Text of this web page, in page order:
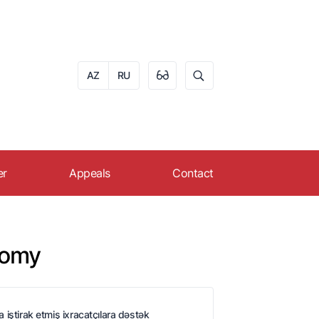
AZ RU
Appeals Contact
iştirak etmiş ixracatçılara dəstək